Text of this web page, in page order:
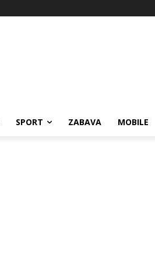
SPORT ZABAVA MOBILE